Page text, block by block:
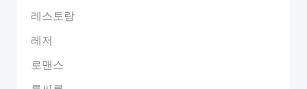
레스토랑
레저
로맨스